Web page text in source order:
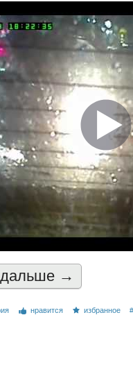
дальшe →
нравится избранное